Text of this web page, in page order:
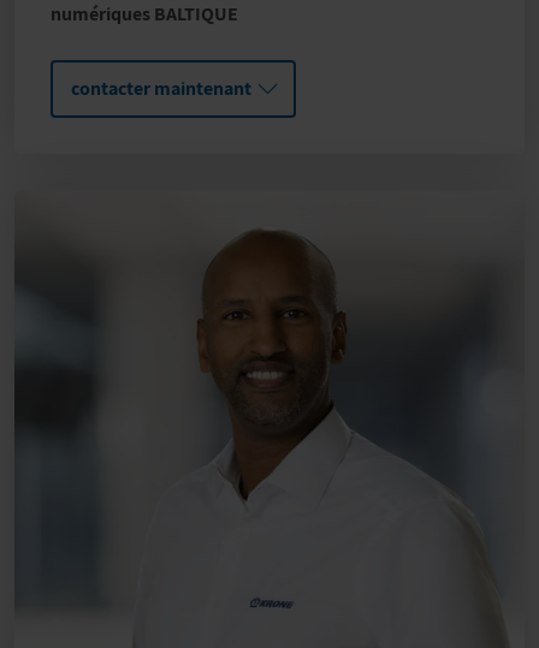
numériques BALTIQUE
contacter maintenant